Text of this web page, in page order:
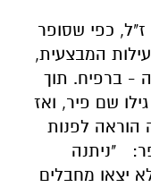
ז"ל, כפי שסופר
המבצעית,
- ברפיח. תוך
שם פיר, ואז
הוראה לפנות
"ניתנה
יצאו מחבלים